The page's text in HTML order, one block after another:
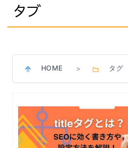
タブ
HOME > タグ